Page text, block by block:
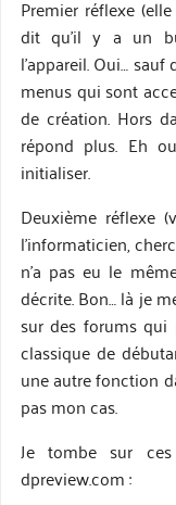
Premier réflexe
dit qu’il y a un
l’appareil. Oui…
menus qui sont
de création. Hors
répond plus. Eh
initialiser.
Deuxième réflexe
l’informaticien,
n’a pas eu le
décrite. Bon… là je
sur des forums qui
classique de
une autre fonction
pas mon cas.
Je tombe sur
dpreview.com :